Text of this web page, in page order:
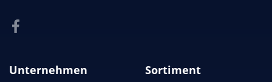
Unternehmen Sortiment